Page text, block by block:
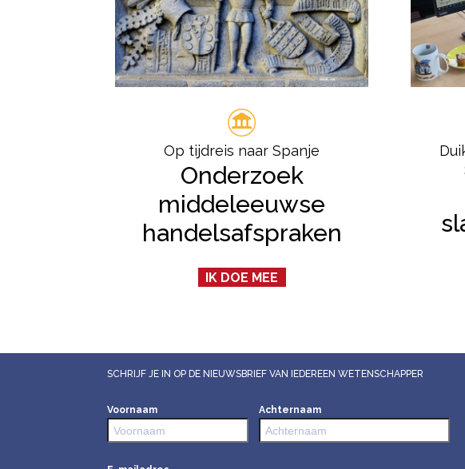
Op tijdreis naar Spanje
Onderzoek
middeleeuwse
handelsafspraken
IK DOE MEE
SCHRIJF JE IN OP DE NIEUWSBRIEF VAN IEDEREEN WETENSCHAPPER
Voornaam Achternaam